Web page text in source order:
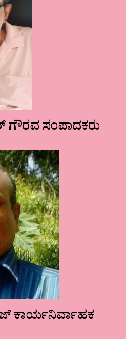
ಗೌರವ ಸಂಪಾದಕರು
ಕಾರ್ಯನಿರ್ವಾಹಕ